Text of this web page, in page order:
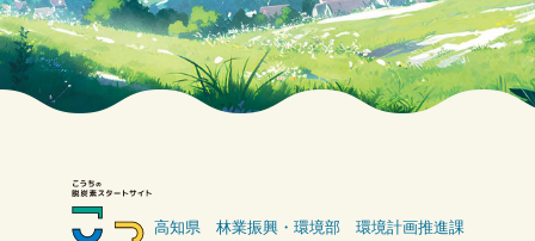
高知県 林業振興・環境部 環境計画推進課